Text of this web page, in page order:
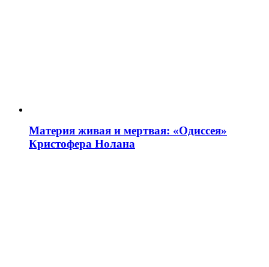
Материя живая и мертвая: «Одиссея»
Кристофера Нолана